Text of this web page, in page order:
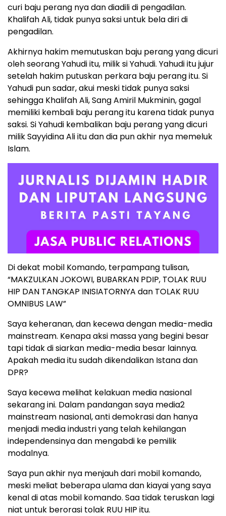
curi baju perang nya dan diadili di pengadilan.
Khalifah Ali, tidak punya saksi untuk bela diri di
pengadilan.
Akhirnya hakim memutuskan baju perang yang dicuri
oleh seorang Yahudi itu, milik si Yahudi. Yahudi itu jujur
setelah hakim putuskan perkara baju perang itu. Si
Yahudi pun sadar, akui meski tidak punya saksi
sehingga Khalifah Ali, Sang Amiril Mukminin, gagal
memiliki kembali baju perang itu karena tidak punya
saksi. Si Yahudi kembalikan baju perang yang dicuri
milik Sayyidina Ali itu dan dia pun akhir nya memeluk
Islam.
Di dekat mobil Komando, terpampang tulisan,
“MAKZULKAN JOKOWI, BUBARKAN PDIP, TOLAK RUU
HIP DAN TANGKAP INISIATORNYA dan TOLAK RUU
OMNIBUS LAW”
Saya keheranan, dan kecewa dengan media-media
mainstream. Kenapa aksi massa yang begini besar
tapi tidak di siarkan media-media besar lainnya.
Apakah media itu sudah dikendalikan Istana dan
DPR?
Saya kecewa melihat kelakuan media nasional
sekarang ini. Dalam pandangan saya media2
mainstream nasional, anti demokrasi dan hanya
menjadi media industri yang telah kehilangan
independensinya dan mengabdi ke pemilik
modalnya.
Saya pun akhir nya menjauh dari mobil komando,
meski meliat beberapa ulama dan kiayai yang saya
kenal di atas mobil komando. Saa tidak teruskan lagi
niat untuk berorasi tolak RUU HIP itu.